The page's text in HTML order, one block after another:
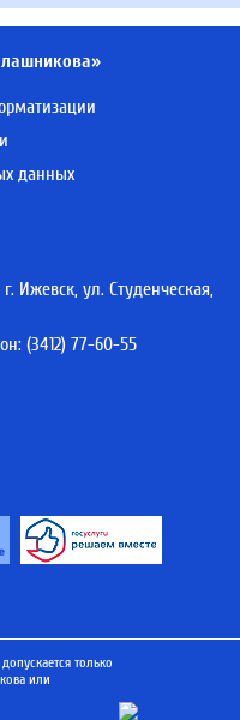
данных
Ижевск, ул. Студенческая,
(3412) 77-60-55
только
или